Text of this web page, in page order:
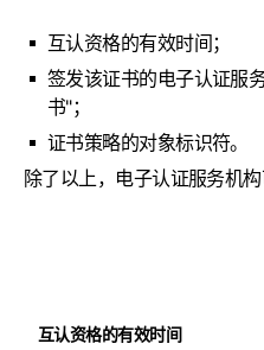
互认资格的有效时间；
签发该证书的电子认证服
书"；
证书策略的对象标识符。
除了以上，电子认证服务机
互认资格的有效时间